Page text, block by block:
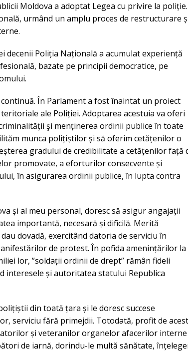
Moldova a adoptat Legea cu privire la poliție.
urmând un amplu proces de restructurare
decenii Poliția Națională a acumulat experiență
bazate pe principii democratice, pe
În Parlament a fost înaintat un proiect
ale Poliției. Adoptarea acestuia va oferi
şi menținerea ordinii publice în toate
munca polițiștilor și să oferim cetățenilor o
gradului de credibilitate a cetățenilor față
promovate, a eforturilor consecvente și
în asigurarea ordinii publice, în lupta contra
și al meu personal, doresc să asigur angajații
importantă, necesară și dificilă. Merită
dovadă, exercitând datoria de serviciu în
de protest. În pofida amenințărilor la
lor, ”soldații ordinii de drept” rămân fideli
interesele și autoritatea statului Republica
din toată țara și le doresc succese
serviciu fără primejdii. Totodată, profit de acest
și veteranilor organelor afacerilor interne
de iarnă, dorindu-le multă sănătate,